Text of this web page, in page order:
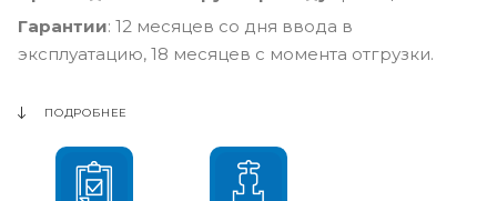
Гарантии: 12 месяцев со дня ввода в
эксплуатацию, 18 месяцев с момента отгрузки.
ПОДРОБНЕЕ